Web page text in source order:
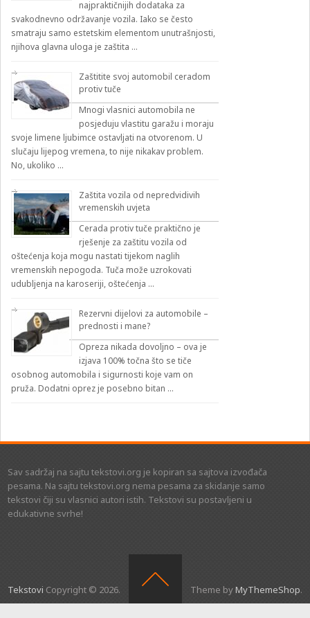
najpraktičnijih dodataka za
svakodnevno održavanje vozila. Iako se često
smatraju samo estetskim elementom unutrašnjosti,
njihova glavna uloga je zaštita …
Zaštitite svoj automobil ceradom
protiv tuče
Mnogi vlasnici automobila ne
posjeduju vlastitu garažu i moraju
svoje limene ljubimce ostavljati na otvorenom. U
slučaju lijepog vremena, to nije nikakav problem.
No, ukoliko …
Zaštita vozila od nepredvidivih
vremenskih uvjeta
Cerada protiv tuče praktično je
rješenje za zaštitu vozila od
oštećenja koja mogu nastati tijekom naglih
vremenskih nepogoda. Tuča može uzrokovati
udubljenja na karoseriji, oštećenja …
Rezervni dijelovi za automobile –
prednosti i mane?
Opreza nikada dovoljno – ova je
izjava 100% točna što se tiče
osobnog automobila i sigurnosti koje vam on
pruža. Dodatni oprez je posebno bitan …
Sav sadržaj na sajtu tekstovi.org je kopiran sa sajtova izvođača
pesama. Na sajtu tekstovi.org nema pesama za skidanje samo
tekstovi čiji su vlasnici autori istih. Tekstovi su postavljeni u
edukativne svrhe!
Tekstovi Copyright © 2026. Theme byMyThemeShop.